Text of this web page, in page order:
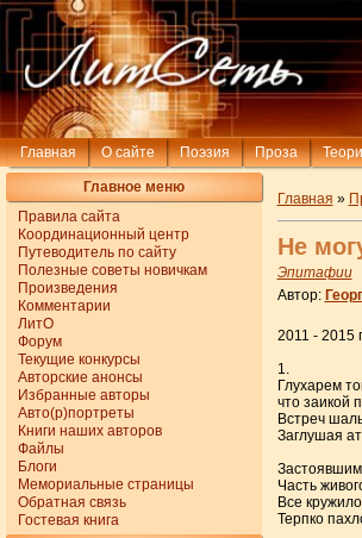
Главная О сайте Поэзия Проза
Главное меню
Правила сайта
Координационный центр
Путеводитель по сайту
Полезные советы новичкам
Произведения
Комментарии
ЛитО
Форум
Текущие конкурсы
Авторские анонсы
Избранные авторы
Авто(р)портреты
Книги наших авторов
Файлы
Блоги
Мемориальные страницы
Обратная связь
Гостевая книга
Главная »
Не
Эпитафии
Автор:
2011 - 2015
1.
Глухарем
что заикой
Встреч
Заглушая
Часть
Все
Терпко